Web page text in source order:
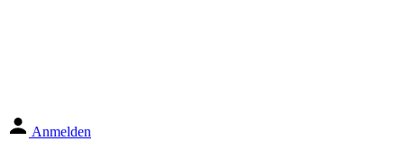
Anmelden